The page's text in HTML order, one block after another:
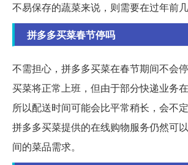
不易保存的蔬菜来说，则需要在过年前几
拼多多买菜春节停吗
不需担心，拼多多买菜在春节期间不会
买菜将正常上班，但由于部分快递业务
所以配送时间可能会比平常稍长，会不
拼多多买菜提供的在线购物服务仍然可
间的菜品需求。